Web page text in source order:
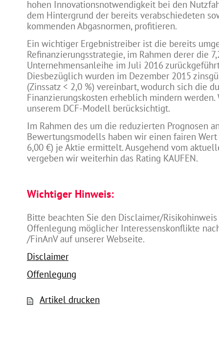
hohen Innovationsnotwendigkeit bei den
dem Hintergrund der bereits verabschiedeten
kommenden Abgasnormen, profitieren.
Ein wichtiger Ergebnistreiber ist die bereits
Refinanzierungsstrategie, im Rahmen derer die
Unternehmensanleihe im Juli 2016
Diesbezüglich wurden im Dezember 2015
(Zinssatz < 2,0 %) vereinbart, wodurch sich die
Finanzierungskosten erheblich mindern werden.
unserem DCF-Modell berücksichtigt.
Im Rahmen des um die reduzierten Prognosen
Bewertungsmodells haben wir einen fairen Wert
6,00 €) je Aktie ermittelt. Ausgehend vom
vergeben wir weiterhin das Rating KAUFEN.
Wichtiger Hinweis:
Bitte beachten Sie den Disclaimer/
Offenlegung möglicher Interessenskonflikte
/FinAnV auf unserer Webseite.
Disclaimer
Offenlegung
Artikel drucken